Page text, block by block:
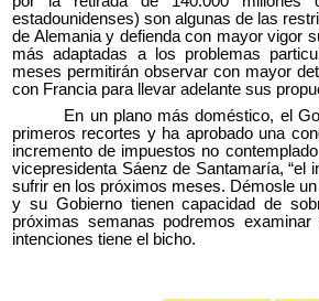
estadounidenses) son algunas de las
de Alemania y defienda con mayor vigor
más adaptadas a los problemas
meses permitirán observar con mayor
con Francia para llevar adelante sus
En un plano más doméstico, el
primeros recortes y ha aprobado una
incremento de impuestos no
vicepresidenta Sáenz de Santamaría, “el
sufrir en los próximos meses. Démosle
y su Gobierno tienen capacidad de
próximas semanas podremos
intenciones tiene el bicho.